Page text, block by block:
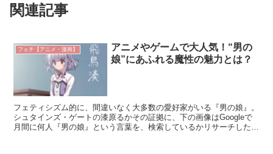
関連記事
フェチ【アニメ・漫画】
アニメやゲームで大人気！“男の
娘”にあふれる魔性の魅力とは？
フェティシズム的に、間違いなく大多数の愛好家がいる『男の娘』。
シュタインズ・ゲートの漆原るかその証拠に、下の画像はGoogleで
月間に何人『男の娘』という言葉を、検索しているかリサーチした結